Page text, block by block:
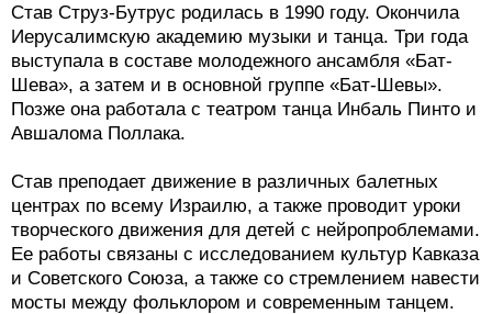
Став Струз-Бутрус родилась в 1990 году. Окончила
Иерусалимскую академию музыки и танца. Три года
выступала в составе молодежного ансамбля «Бат-
Шева», а затем и в основной группе «Бат-Шевы».
Позже она работала с театром танца Инбаль Пинто и
Авшалома Поллака.
Став преподает движение в различных балетных
центрах по всему Израилю, а также проводит уроки
творческого движения для детей с нейропроблемами.
Ее работы связаны с исследованием культур Кавказа
и Советского Союза, а также со стремлением навести
мосты между фольклором и современным танцем.